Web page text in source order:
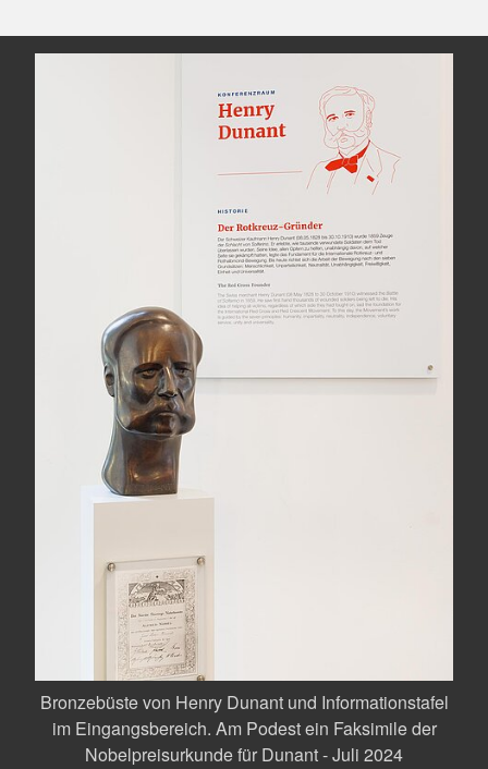
Bronzebüste von Henry Dunant und Informationstafel
im Eingangsbereich. Am Podest ein Faksimile der
Nobelpreisurkunde für Dunant - Juli 2024